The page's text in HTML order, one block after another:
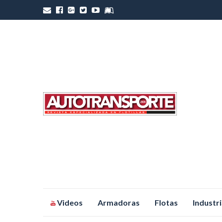
Videos Armadoras Flotas